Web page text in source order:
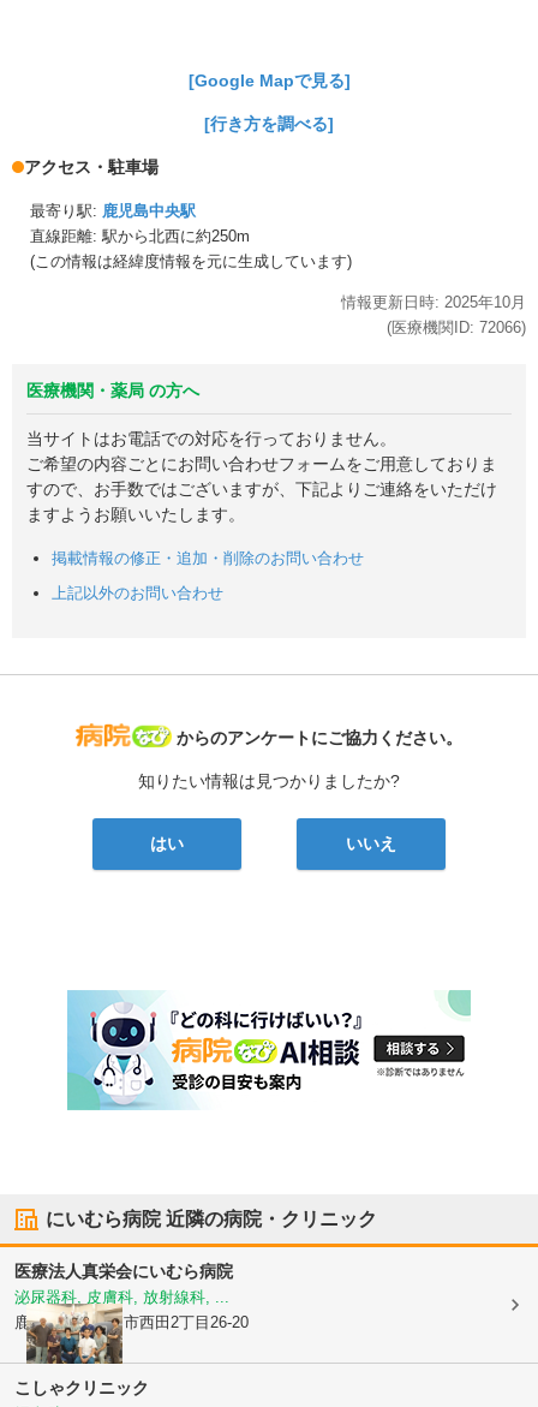
[Google Mapで見る]
[行き方を調べる]
アクセス・駐車場
最寄り駅: 鹿児島中央駅
直線距離: 駅から北西に約250m
(この情報は経緯度情報を元に生成しています)
情報更新日時: 2025年10月
(医療機関ID: 72066)
医療機関・薬局 の方へ
当サイトはお電話での対応を行っておりません。
ご希望の内容ごとにお問い合わせフォームをご用意しておりま
すので、お手数ではございますが、下記よりご連絡をいただけ
ますようお願いいたします。
掲載情報の修正・追加・削除のお問い合わせ
上記以外のお問い合わせ
病院なび
からのアンケートにご協力ください。
知りたい情報は見つかりましたか?
はい いいえ
にいむら病院近隣の病院・クリニック
医療法人真栄会にいむら病院
泌尿器科, 皮膚科, 放射線科, ...
鹿児島県鹿児島市西田2丁目26-20
こしゃクリニック